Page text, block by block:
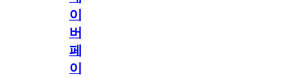
이
버
페
이